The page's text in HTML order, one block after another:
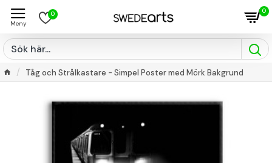
0 0
Tåg och Strålkastare - Simpel Poster med Mörk Bakgrund